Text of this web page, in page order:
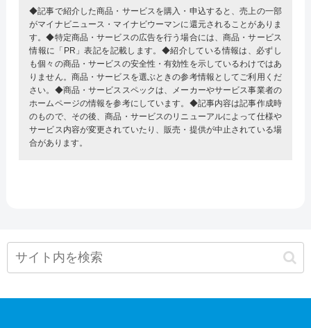
◆記事で紹介した商品・サービスを購入・申込すると、売上の一部
がマイナビニュース・マイナビウーマンに還元されることがありま
す。◆特定商品・サービスの広告を行う場合には、商品・サービス
情報に「PR」表記を記載します。◆紹介している情報は、必ずし
も個々の商品・サービスの安全性・有効性を示しているわけではあ
りません。商品・サービスを選ぶときの参考情報としてご利用くだ
さい。◆商品・サービススペックは、メーカーやサービス事業者の
ホームページの情報を参考にしています。◆記事内容は記事作成時
のもので、その後、商品・サービスのリニューアルによって仕様や
サービス内容が変更されていたり、販売・提供が中止されている場
合があります。